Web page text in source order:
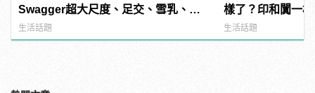
Swagger超大尺度、足交、雪乳、粉
紅海鮮通通有，親自教你人與人的連
結！ | manfashion這樣變型男
生活話題
樣了？印和闐一
發福！
生活話題